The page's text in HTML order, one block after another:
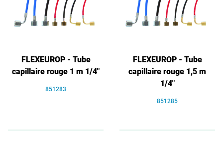
FLEXEUROP - Tube
capillaire rouge 1 m 1/4"
851283
FLEXEUROP - Tube
capillaire rouge 1,5 m
1/4"
851285